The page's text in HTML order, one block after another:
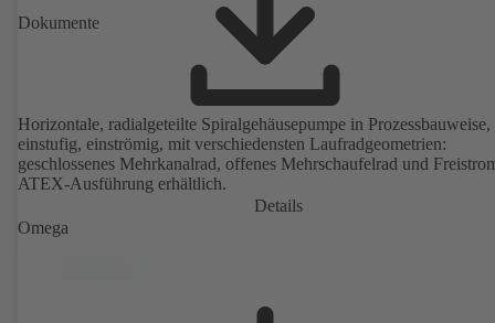
Dokumente
Horizontale, radialgeteilte Spiralgehäusepumpe in Prozessbauweise,
einstufig, einströmig, mit verschiedensten Laufradgeometrien:
geschlossenes Mehrkanalrad, offenes Mehrschaufelrad und
ATEX-Ausführung erhältlich.
Details
Omega